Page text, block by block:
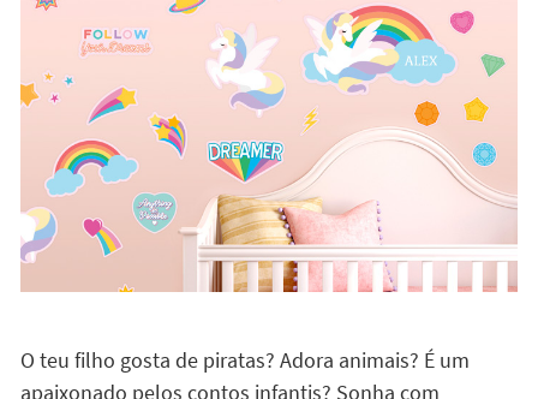
O teu filho gosta de piratas? Adora animais? É um
apaixonado pelos contos infantis? Sonha com